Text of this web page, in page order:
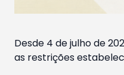
Desde 4 de julho de
as restrições